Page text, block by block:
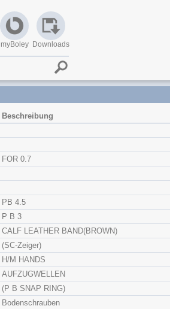
myBoley Downloads
Beschreibung
FOR 0.7
PB 4.5
P B 3
CALF LEATHER BAND(BROWN)
(SC-Zeiger)
H/M HANDS
AUFZUGWELLEN
(P B SNAP RING)
Bodenschrauben